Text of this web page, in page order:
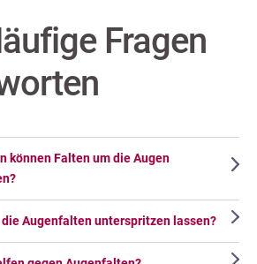
Fragen
können Falten um die Augen
Augenfalten unterspritzen lassen?